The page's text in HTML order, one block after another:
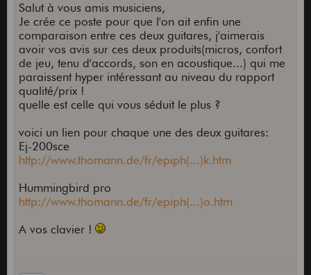
Salut à vous amis musiciens,
Je crée ce poste pour que l'on ait enfin une
comparaison entre ces deux guitares, j'aimerais
avoir vos avis sur ces deux produits(micros, confort
de jeu, tenu d'accords, son en acoustique...) qui me
paraissent hyper intéressant au niveau du rapport
qualité/prix !
quelle est celle qui vous séduit le plus ?
voici un lien pour chaque une des deux guitares:
Ej-200sce
http://www.thomann.de/fr/epiph(...)k.htm
Hummingbird pro
http://www.thomann.de/fr/epiph(...)o.htm
A vos clavier !